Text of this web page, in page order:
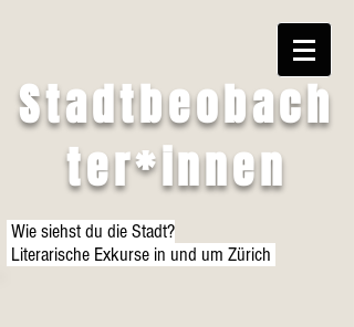
Stadtbeobach
ter*innen
Wie siehst du die Stadt?
Literarische Exkurse in und um Zürich